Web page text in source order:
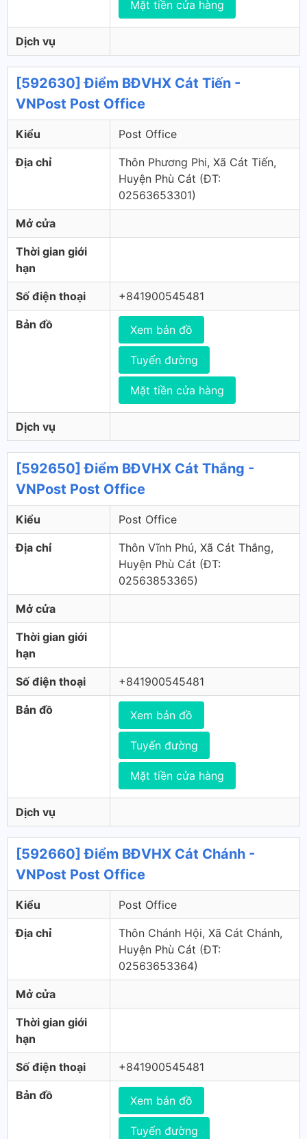
Mặt tiền cửa hàng
Dịch vụ
[592630] Điểm BĐVHX Cát Tiến -
VNPost Post Office
Kiểu Post Office
Địa chỉ
Thôn Phương Phi, Xã Cát Tiến,
Huyện Phù Cát (ÐT:
02563653301)
Mở cửa
Thời gian giới
hạn
Số điện thoại +841900545481
Bản đồ Xem bản đồ
Tuyến đường
Mặt tiền cửa hàng
Dịch vụ
[592650] Điểm BĐVHX Cát Thắng -
VNPost Post Office
Kiểu Post Office
Địa chỉ
Thôn Vĩnh Phú, Xã Cát Thắng,
Huyện Phù Cát (ÐT:
02563853365)
Mở cửa
Thời gian giới
hạn
Số điện thoại +841900545481
Bản đồ Xem bản đồ
Tuyến đường
Mặt tiền cửa hàng
Dịch vụ
[592660] Điểm BĐVHX Cát Chánh -
VNPost Post Office
Kiểu Post Office
Địa chỉ
Thôn Chánh Hội, Xã Cát Chánh,
Huyện Phù Cát (ÐT:
02563653364)
Mở cửa
Thời gian giới
hạn
Số điện thoại +841900545481
Bản đồ Xem bản đồ
Tuyến đường